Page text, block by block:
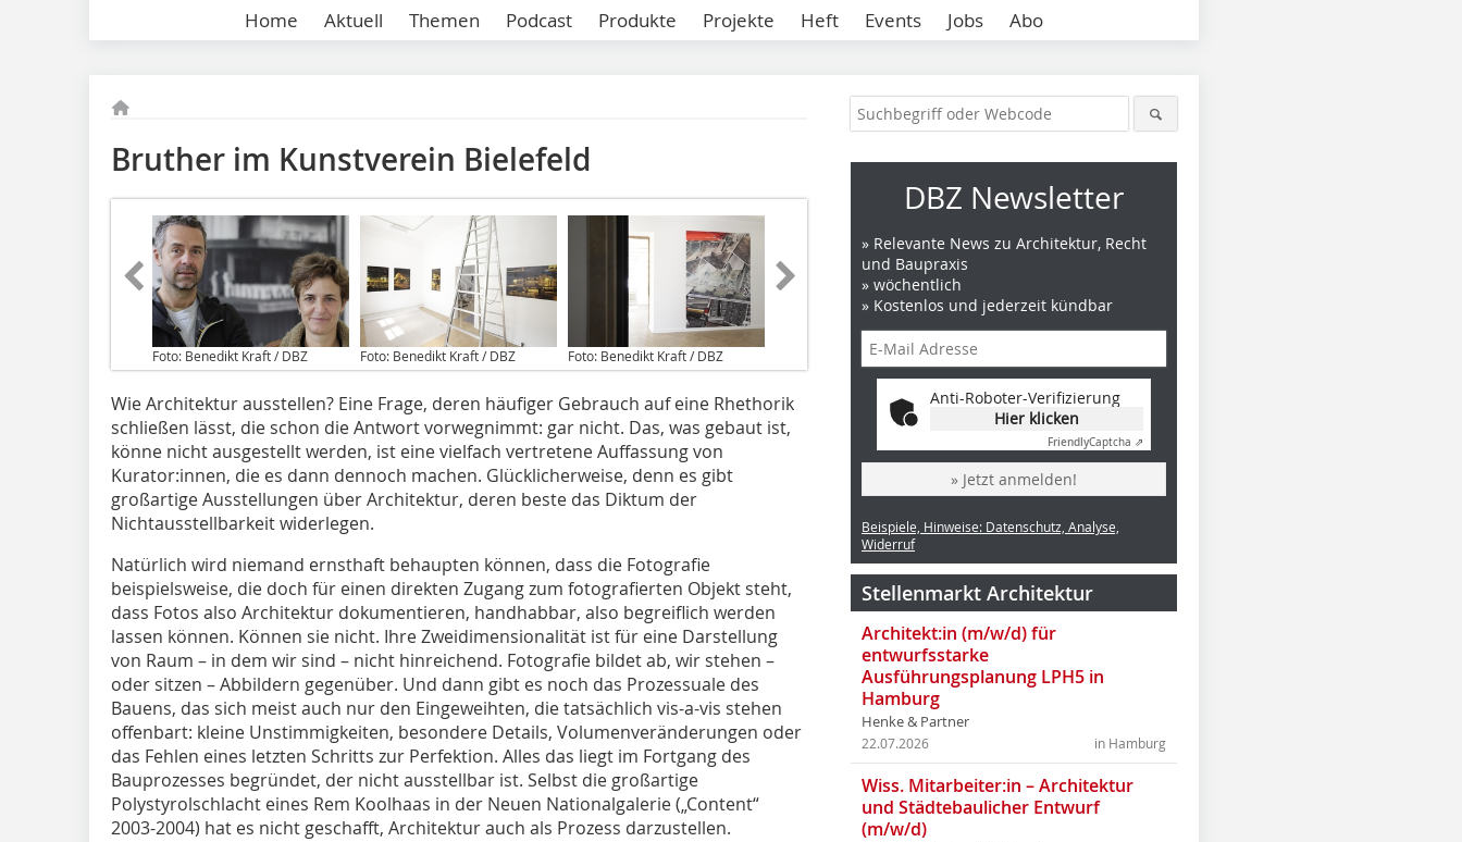
Home Aktuell Themen Podcast Produkte Projekte Heft Events Jobs Abo
Bruther im Kunstverein Bielefeld
Foto: Benedikt Kraft / DBZ Foto: Benedikt Kraft / DBZ Foto: Benedikt Kraft / DBZ
Wie Architektur ausstellen? Eine Frage, deren häufiger Gebrauch auf eine Rhethorik
schließen lässt, die schon die Antwort vorwegnimmt: gar nicht. Das, was gebaut ist,
könne nicht ausgestellt werden, ist eine vielfach vertretene Auffassung von
Kurator:innen, die es dann dennoch machen. Glücklicherweise, denn es gibt
großartige Ausstellungen über Architektur, deren beste das Diktum der
Nichtausstellbarkeit widerlegen.
Natürlich wird niemand ernsthaft behaupten können, dass die Fotografie
beispielsweise, die doch für einen direkten Zugang zum fotografierten Objekt steht,
dass Fotos also Architektur dokumentieren, handhabbar, also begreiflich werden
lassen können. Können sie nicht. Ihre Zweidimensionalität ist für eine Darstellung
von Raum – in dem wir sind – nicht hinreichend. Fotografie bildet ab, wir stehen –
oder sitzen – Abbildern gegenüber. Und dann gibt es noch das Prozessuale des
Bauens, das sich meist auch nur den Eingeweihten, die tatsächlich vis-a-vis stehen
offenbart: kleine Unstimmigkeiten, besondere Details, Volumenveränderungen oder
das Fehlen eines letzten Schritts zur Perfektion. Alles das liegt im Fortgang des
Bauprozesses begründet, der nicht ausstellbar ist. Selbst die großartige
Polystyrolschlacht eines Rem Koolhaas in der Neuen Nationalgalerie („Content“
2003-2004) hat es nicht geschafft, Architektur auch als Prozess darzustellen.
DBZ Newsletter
» Relevante News zu Architektur, Recht
und Baupraxis
» wöchentlich
» Kostenlos und jederzeit kündbar
Anti-Roboter-Verifizierung
Hier klicken
FriendlyCaptcha ⇗
» Jetzt anmelden!
Beispiele, Hinweise: Datenschutz, Analyse,
Widerruf
Stellenmarkt Architektur
Architekt:in (m/w/d) für
entwurfsstarke
Ausführungsplanung LPH5 in
Hamburg
Henke & Partner
in Hamburg
22.07.2026
Wiss. Mitarbeiter:in – Architektur
und Städtebaulicher Entwurf
(m/w/d)